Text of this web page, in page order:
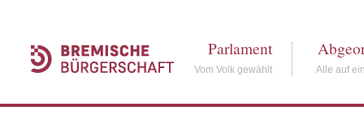
Parlament
Vom Volk gewählt Alle auf